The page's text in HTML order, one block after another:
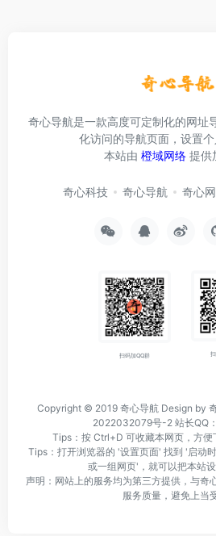
奇心导航是一款高度可定制化的网址
化访问的导航页面，设置个
本站由 橙域网络 提供
奇心科技 奇心导航 奇心
扫码加QQ群
Copyright © 2019 奇心导航 Design by
2022032079号-2 站长QQ
Tips：按 Ctrl+D 可收藏本网页，方便
Tips：打开浏览器的 '设置页面' 找到 '启动
或一组网页'，就可以把本站设
声明：网站上的服务均为第三方提供，与奇
服务质量，避免上当